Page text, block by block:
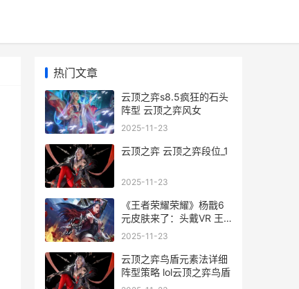
热门文章
云顶之弈s8.5疯狂的石头
阵型 云顶之弈风女
2025-11-23
云顶之弈 云顶之弈段位_1
2025-11-23
《王者荣耀荣耀》杨戬6
元皮肤来了：头戴VR 王
者荣耀荣耀典藏皮肤排名
2025-11-23
云顶之弈鸟盾元素法详细
阵型策略 lol云顶之弈鸟盾